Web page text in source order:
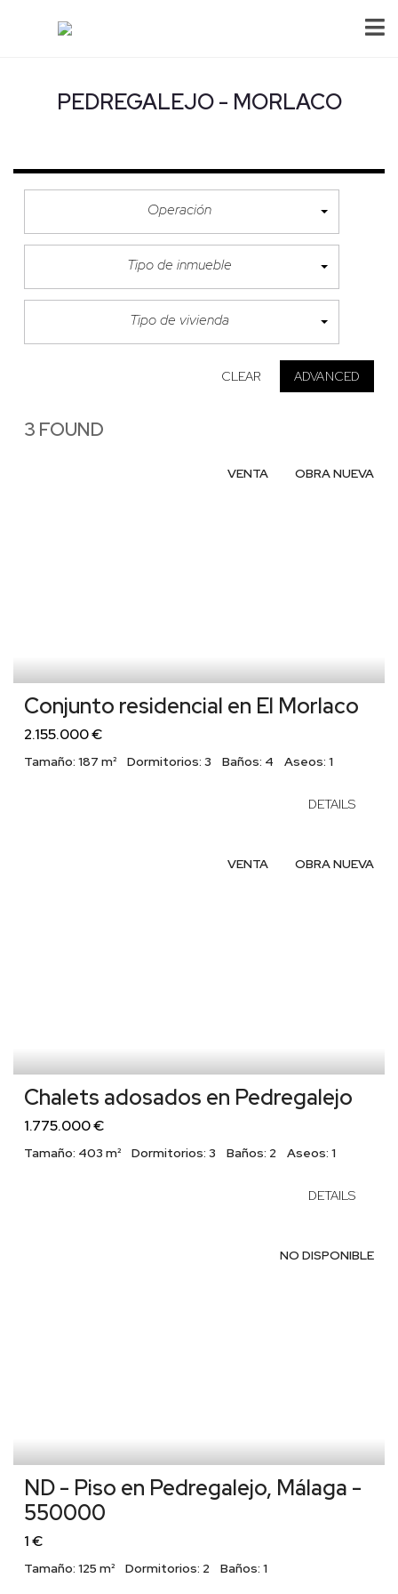
PEDREGALEJO - MORLACO
Operación
Tipo de inmueble
Tipo de vivienda
CLEAR ADVANCED
3 FOUND
OBRA NUEVA
VENTA
Conjunto residencial en El Morlaco
2.155.000 €
Tamaño: 187 m² Dormitorios: 3 Baños: 4 Aseos: 1
DETAILS
OBRA NUEVA
VENTA
Chalets adosados en Pedregalejo
1.775.000 €
Tamaño: 403 m² Dormitorios: 3 Baños: 2 Aseos: 1
DETAILS
NO DISPONIBLE
ND - Piso en Pedregalejo, Málaga -
550000
1 €
Tamaño: 125 m² Dormitorios: 2 Baños: 1